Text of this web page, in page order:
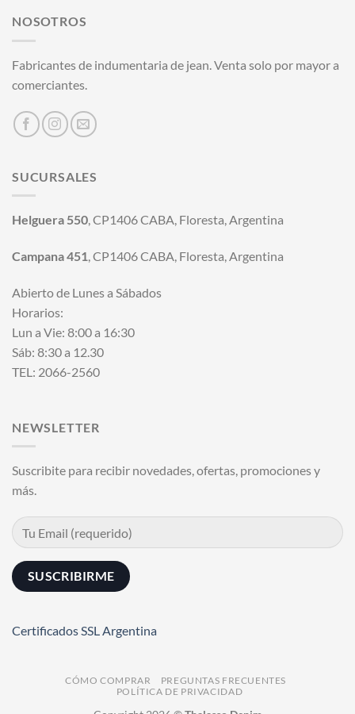
NOSOTROS
Fabricantes de indumentaria de jean. Venta solo por mayor a
comerciantes.
SUCURSALES
Helguera 550, CP1406 CABA, Floresta, Argentina
Campana 451, CP1406 CABA, Floresta, Argentina
Abierto de Lunes a Sábados
Horarios:
Lun a Vie: 8:00 a 16:30
Sáb: 8:30 a 12.30
TEL: 2066-2560
NEWSLETTER
Suscribite para recibir novedades, ofertas, promociones y
más.
Certificados SSL Argentina
CÓMO COMPRAR
PREGUNTAS FRECUENTES
POLÍTICA DE PRIVACIDAD